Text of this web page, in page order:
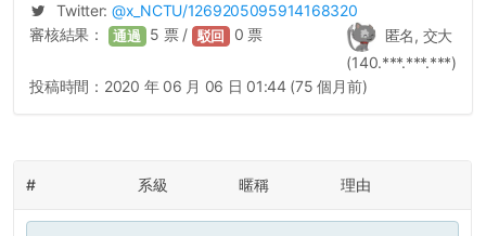
Twitter: @x_NCTU/1269205095914168320
匿名, 交大
(140.***.***.***)
審核結果： 通過 5 票 / 駁回 0 票
投稿時間： 2020 年 06 月 06 日 01:44 (75 個月前)
# 系級 暱稱 理由